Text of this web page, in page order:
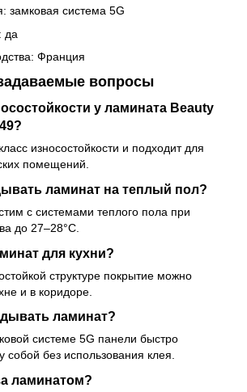
замковая система 5G
да
Франция
вопросы
у ламината Beauty
износостойкости и подходит для
помещений.
ламинат на теплый пол?
с системами теплого пола при
до 27–28°C.
для кухни?
структуре покрытие можно
и в коридоре.
ламинат?
системе 5G панели быстро
без использования клея.
ламинатом?